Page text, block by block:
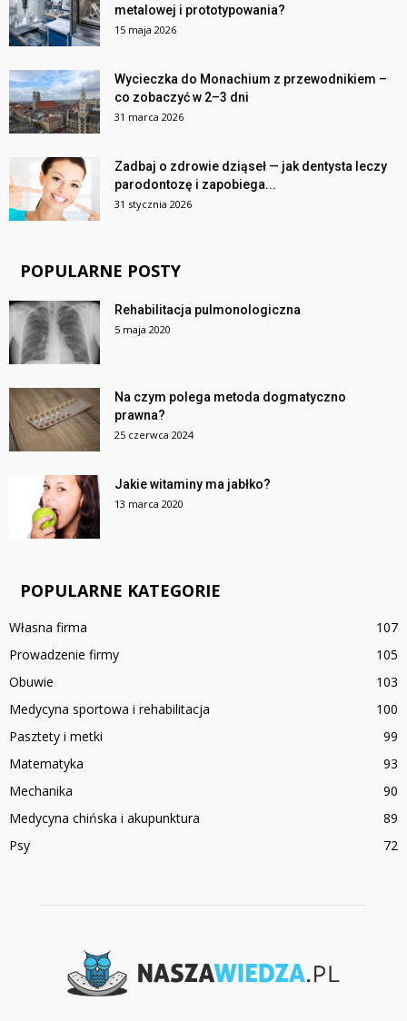
metalowej i prototypowania?
15 maja 2026
Wycieczka do Monachium z przewodnikiem –
co zobaczyć w 2–3 dni
31 marca 2026
Zadbaj o zdrowie dziąseł — jak dentysta leczy
parodontozę i zapobiega...
31 stycznia 2026
POPULARNE POSTY
Rehabilitacja pulmonologiczna
5 maja 2020
Na czym polega metoda dogmatyczno
prawna?
25 czerwca 2024
Jakie witaminy ma jabłko?
13 marca 2020
POPULARNE KATEGORIE
Własna firma
107
Prowadzenie firmy
105
Obuwie
103
Medycyna sportowa i rehabilitacja
100
Pasztety i metki
99
Matematyka
93
Mechanika
90
Medycyna chińska i akupunktura
89
Psy
72